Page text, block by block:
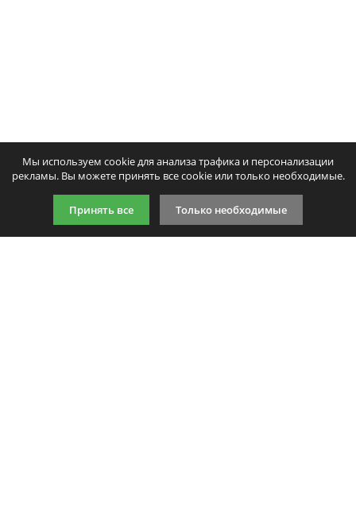
Введите код, указанный на картинке:
Продолжить
Мы используем cookie для анализа трафика и персонализации
рекламы. Вы можете принять все cookie или только необходимые.
Принять все Только необходимые